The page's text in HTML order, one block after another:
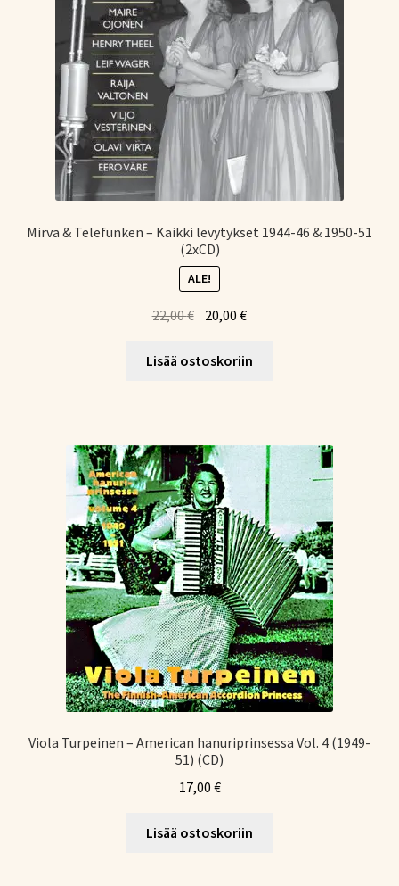
Mirva & Telefunken – Kaikki levytykset 1944-46 & 1950-51
(2xCD)
ALE!
22,00€ Alkuperäinen
oli:
20,00€Nykyinen
on:
Lisää ostoskoriin
Viola Turpeinen – American hanuriprinsessa Vol. 4 (1949-
51) (CD)
17,00 €
Lisää ostoskoriin